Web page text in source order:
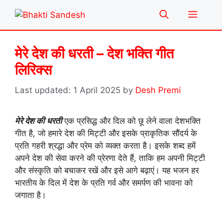
content
Menu
मेरे देश की धरती – देश भक्ति गीत
लिरिक्स
1 April 2025 by Desh Premi
मेरे देश की धरतीएक प्रसिद्ध और दिल को छू लेने वाला देशभक्ति
गीत है, जो हमारे देश की मिट्टी और इसके प्राकृतिक सौंदर्य के
प्रति गहरी श्रद्धा और प्रेम को व्यक्त करता है। इसके शब्द हमें
अपने देश की सेवा करने की प्रेरणा देते हैं, ताकि हम अपनी मिट्टी
और संस्कृति को बचाकर रखें और इसे आगे बढ़ाएं। यह भजन हर
भारतीय के दिल में देश के प्रति गर्व और समर्पण की भावना को
जगाता है।